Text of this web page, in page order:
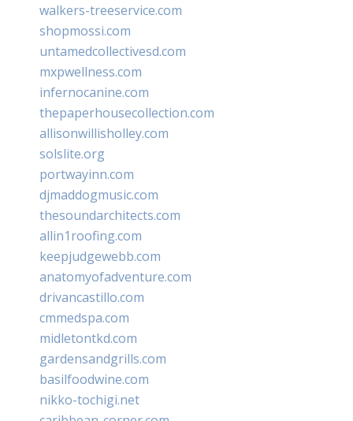
walkers-treeservice.com
shopmossi.com
untamedcollectivesd.com
mxpwellness.com
infernocanine.com
thepaperhousecollection.com
allisonwillisholley.com
solslite.org
portwayinn.com
djmaddogmusic.com
thesoundarchitects.com
allin1roofing.com
keepjudgewebb.com
anatomyofadventure.com
drivancastillo.com
cmmedspa.com
midletontkd.com
gardensandgrills.com
basilfoodwine.com
nikko-tochigi.net